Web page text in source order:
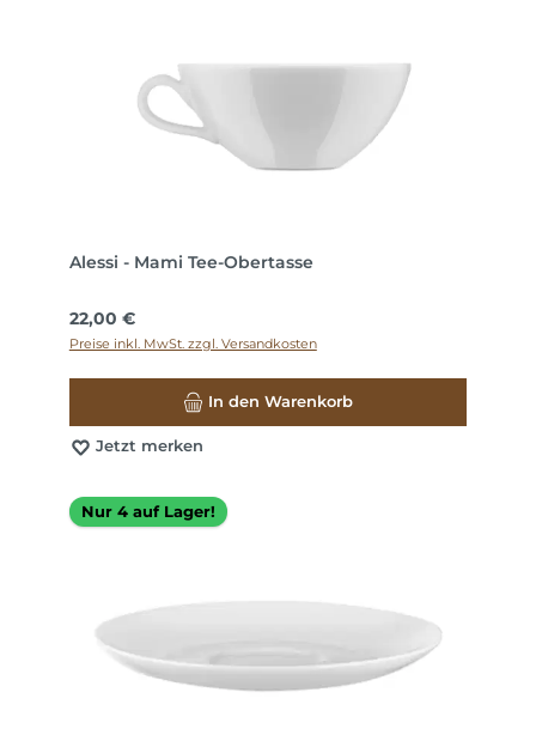
Alessi - Mami Tee-Obertasse
Regulärer Preis:
22,00 €
Preise inkl. MwSt. zzgl. Versandkosten
In den Warenkorb
Jetzt merken
Nur 4 auf Lager!